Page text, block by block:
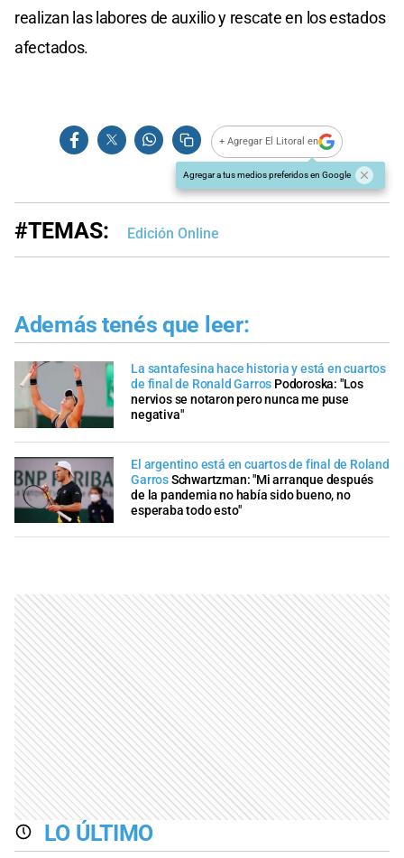
realizan las labores de auxilio y rescate en los estados
afectados.
+ Agregar El Litoral en
Agregar a tus medios preferidos en Google
#TEMAS: Edición Online
Además tenés que leer:
La santafesina hace historia y está en cuartos
de final de Ronald Garros Podoroska: "Los
nervios se notaron pero nunca me puse
negativa"
El argentino está en cuartos de final de Roland
GarrosSchwartzman: "Mi arranque después
de la pandemia no había sido bueno, no
esperaba todo esto"
LO ÚLTIMO